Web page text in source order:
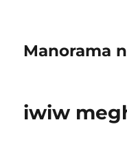
Manorama
iwiw